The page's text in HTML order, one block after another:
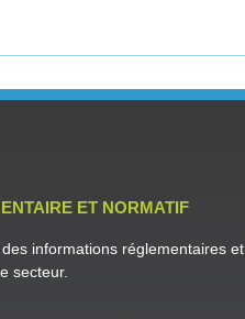
ET NORMATIF
informations réglementaires et
secteur.